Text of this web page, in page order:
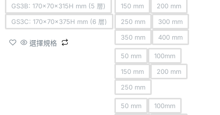
GS3B: 170x70x315H mm (5 層)
GS3C: 170x70x375H mm (6 層)
選擇規格
150 mm
200 mm
250 mm
300 mm
350 mm
400 mm
50 mm
100mm
150 mm
200 mm
250 mm
50 mm
100mm